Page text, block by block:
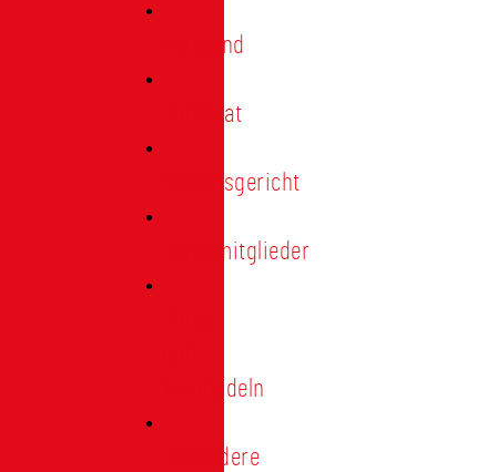
Vorstand
Ehrenrat
Schiedsgericht
Ehrenmitglieder
Treunadeln
Besondere